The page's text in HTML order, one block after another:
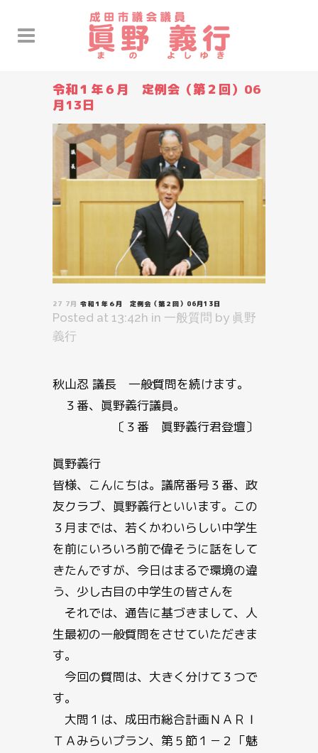
令和１年６月 定例会（第２回）06
月13日
27 7月 令和１年６月 定例会（第２回）06月13日
Posted at 13:42h in 一般質問 by 眞野
義行
秋山忍 議長 一般質問を続けます。
３番、眞野義行議員。
〔３番 眞野義行君登壇〕
眞野義行
皆様、こんにちは。議席番号３番、政
友クラブ、眞野義行といいます。この
３月までは、若くかわいらしい中学生
を前にいろいろ前で偉そうに話をして
きたんですが、今日はまるで環境の違
う、少し古目の中学生の皆さんを
それでは、通告に基づきまして、人
生最初の一般質問をさせていただきま
す。
今回の質問は、大きく分けて３つで
す。
大問１は、成田市総合計画ＮＡＲＩ
ＴＡみらいプラン、第５節１－２「魅